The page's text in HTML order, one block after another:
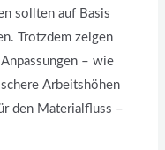
sollten auf Basis
Trotzdem zeigen
– wie
Arbeitshöhen
den Materialfluss –